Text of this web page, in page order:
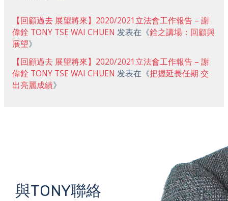
【回顧過去 展望將來】2020/2021立法會工作報告 – 謝
偉銓 TONY TSE WAI CHUEN 发表在《銓之講場：回顧與
展望》
【回顧過去 展望將來】2020/2021立法會工作報告 – 謝
偉銓 TONY TSE WAI CHUEN 发表在《把握延長任期 交
出亮麗成績》
與TONY聯絡